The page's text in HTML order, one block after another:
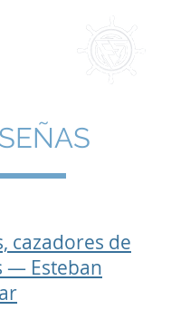
cazadores de
— Esteban